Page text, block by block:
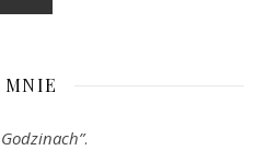
MNIE
.